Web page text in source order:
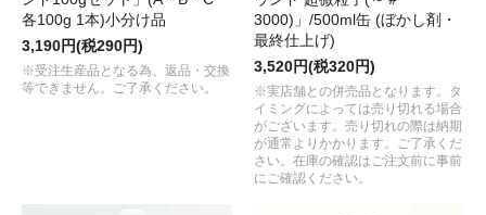
各100g 1本)小分け品
3,190円(税290円)
※受注生産品となる為、返品・交換
等できません。ご了承ください。
3000)」/500ml缶 (ぼかし剤・
最終仕上げ)
3,520円(税320円)
※実店舗との併売品となります。タ
イミングによっては売り切れる場合
がございます。売り切れの際は納期
が通常よりかかります。ご了承くだ
さい。在庫の確認はご注文前に事前
にご確認ください。